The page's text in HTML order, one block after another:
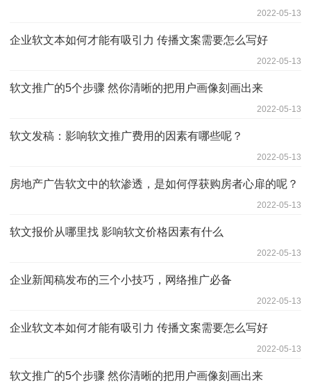
2022-05-13
企业软文本如何才能有吸引力 传播文案需要怎么写好
2022-05-13
软文推广的5个步骤 然你清晰的把用户画像刻画出来
2022-05-13
软文发稿：影响软文推广费用的因素有哪些呢？
2022-05-13
房地产广告软文中的软渗透，是如何俘获购房者心扉的呢？
2022-05-13
软文报价从哪里找 影响软文价格因素有什么
2022-05-13
企业新闻稿发布的三个小技巧，网络推广必备
2022-05-13
企业软文本如何才能有吸引力 传播文案需要怎么写好
2022-05-13
软文推广的5个步骤 然你清晰的把用户画像刻画出来